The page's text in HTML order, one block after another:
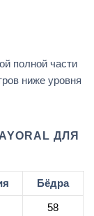
полной части
ниже уровня
ДЛЯ
Бёдра
58